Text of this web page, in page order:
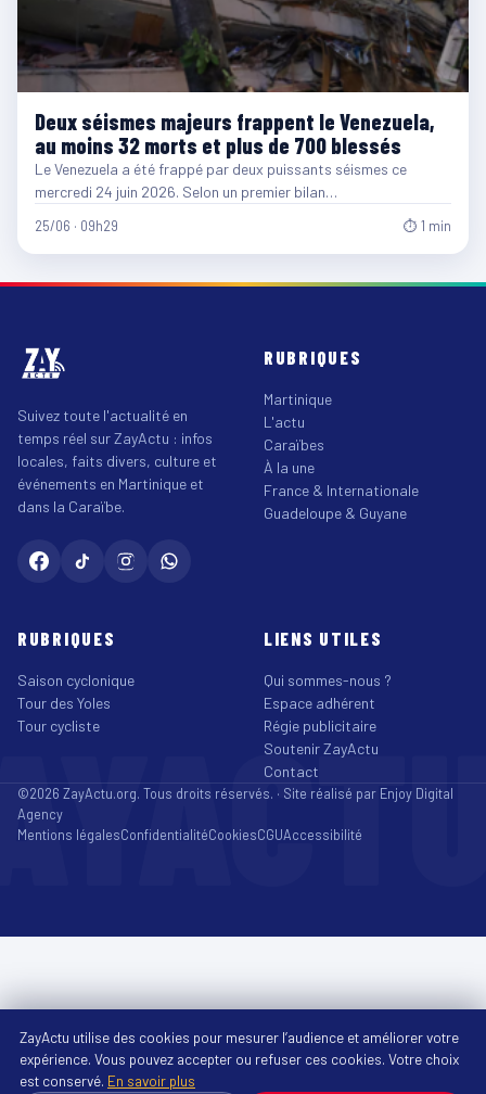
Deux séismes majeurs frappent le Venezuela,
au moins 32 morts et plus de 700 blessés
Le Venezuela a été frappé par deux puissants séismes ce
mercredi 24 juin 2026. Selon un premier bilan…
25/06 · 09h29 ⏱ 1 min
Suivez toute l'actualité en
temps réel sur ZayActu : infos
locales, faits divers, culture et
événements en Martinique et
dans la Caraïbe.
RUBRIQUES
Martinique
L'actu
Caraïbes
À la une
France & Internationale
Guadeloupe & Guyane
RUBRIQUES
Saison cyclonique
Tour des Yoles
Tour cycliste
LIENS UTILES
Qui sommes-nous ?
Espace adhérent
Régie publicitaire
Soutenir ZayActu
Contact
©2026 ZayActu.org. Tous droits réservés. · Site réalisé par Enjoy Digital
Agency
Mentions légalesConfidentialitéCookiesCGUAccessibilité
ZayActu utilise des cookies pour mesurer l’audience et améliorer votre
expérience. Vous pouvez accepter ou refuser ces cookies. Votre choix
est conservé. En savoir plus